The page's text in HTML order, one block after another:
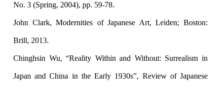
No. 3 (Spring, 2004), pp. 59-78.
John Clark, Modernities of Japanese Art, Leiden; Boston:
Brill, 2013.
Chinghsin Wu, “Reality Within and Without: Surrealism in
Japan and China in the Early 1930s”, Review of Japanese